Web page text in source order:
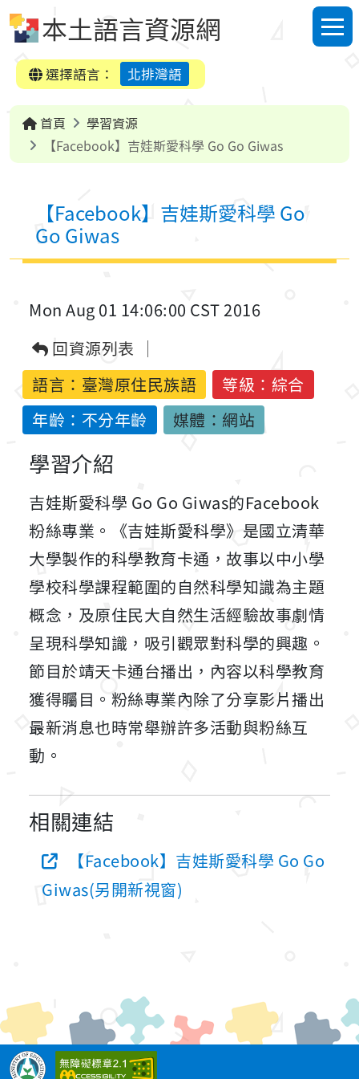
本土語言資源網
選單
選擇語言：
北排灣語
首頁
學習資源
【Facebook】吉娃斯愛科學 Go Go Giwas
【Facebook】吉娃斯愛科學 Go
Go Giwas
Mon Aug 01 14:06:00 CST 2016
回資源列表
語言： 臺灣原住民族語
等級：綜合
年齡：不分年齡
媒體：網站
學習介紹
吉娃斯愛科學 Go Go Giwas的Facebook
粉絲專業。《吉娃斯愛科學》是國立清華
大學製作的科學教育卡通，故事以中小學
學校科學課程範圍的自然科學知識為主題
概念，及原住民大自然生活經驗故事劇情
呈現科學知識，吸引觀眾對科學的興趣。
節目於靖天卡通台播出，內容以科學教育
獲得矚目。粉絲專業內除了分享影片播出
最新消息也時常舉辦許多活動與粉絲互
動。
相關連結
【Facebook】吉娃斯愛科學 Go Go
Giwas(另開新視窗)